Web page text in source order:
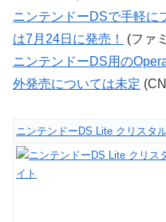
ニンテンドーDSで手軽
は7月24日に発売！
(ファ
ニンテンドーDS用の
外発売については未定
ニンテンドーDS Lite クリスタ